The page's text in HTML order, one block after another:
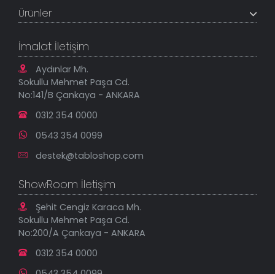
Banka Hesapları
Sık Sorulan Sorular
Tüm Siparişlerim
Geçerli İade Koşulları
Mesafeli Satış Sözleşmesi
Gizlilik Güvenlik Politikası
Ürünler
Tablonu Sen Tasarla
Tablo Saatler
Yeni Eklenenler
En Çok Satılanlar
İndirimli Tablolar
İmalat İletişim
Aydınlar Mh.
Sokullu Mehmet Paşa Cd.
No:141/B Çankaya - ANKARA
0312 354 0000
0543 354 0099
destek@tabloshop.com
ShowRoom İletişim
Şehit Cengiz Karaca Mh.
Sokullu Mehmet Paşa Cd.
No:200/A Çankaya - ANKARA
0312 354 0000